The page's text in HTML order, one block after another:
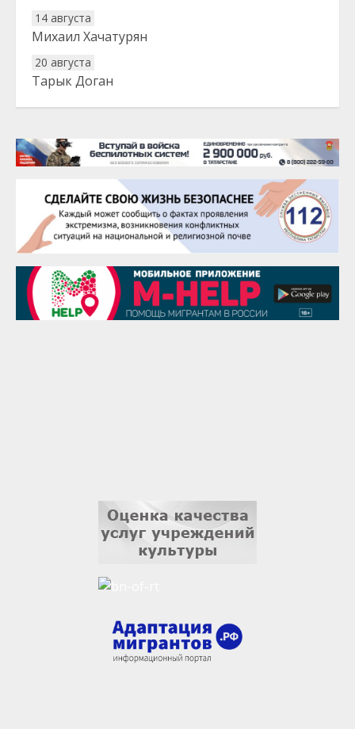
14 августа
Михаил Хачатурян
20 августа
Тарык Доган
22 августа
25 августа
Сэсэгма Бубеева
28 августа
Чингиз Мустафаев
29 августа
Надежда Рослова
1 сентября
Гали Хасанов